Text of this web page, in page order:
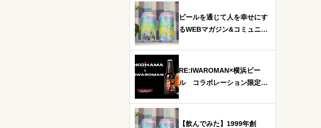
ビールを通じて人を幸せにす
るWEBマガジン&コミュニテ
RE:IWAROMAN×横浜ビー
ル コラボレーション限定ラ
200SET
【飲んでみた】1999年創